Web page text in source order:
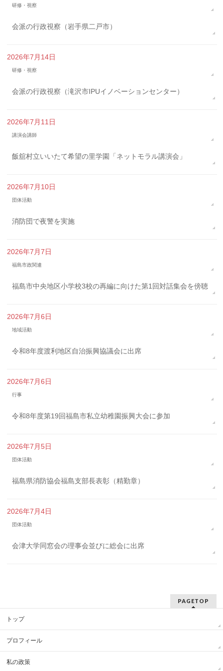
研修・視察
会派の行政視察（岩手県二戸市）
2026年7月14日
研修・視察
会派の行政視察（滝沢市IPUイノベーションセンター）
2026年7月11日
講演会講師
飯舘村立いいたて希望の里学園「ネットモラル講演会」
2026年7月10日
団体活動
消防団で夜警を実施
2026年7月7日
福島市政関連
福島市中央地区小学校3校の再編に向けた第1回対話集会を傍聴
2026年7月6日
地域活動
令和8年度渡利地区自治振興協議会に出席
2026年7月6日
行事
令和8年度第19回福島市私立幼稚園振興大会に参加
2026年7月5日
団体活動
福島県消防協会福島支部長表彰（精勤章）
2026年7月4日
団体活動
会津大学同窓会の理事会並びに総会に出席
PAGETOP
トップ
プロフィール
私の政策